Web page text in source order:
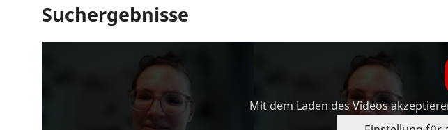
Suchergebnisse
Mit dem Laden des Videos